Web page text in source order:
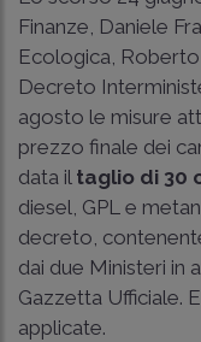
Finanze, Daniele
Ecologica,
Decreto
agosto le misure
prezzo finale dei
data il taglio di 30
diesel, GPL e
decreto,
dai due Ministeri in
Gazzetta Ufficiale.
applicate.